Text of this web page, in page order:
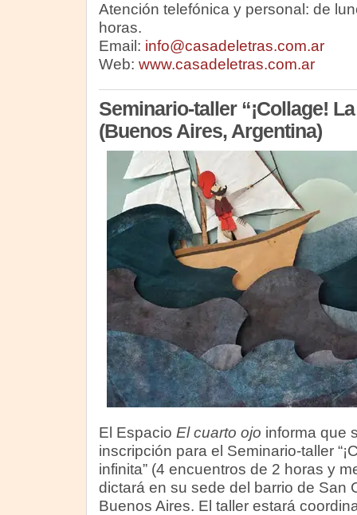
Atención telefónica y personal: de
horas.
Email: info@casadeletras.com.ar
Web: www.casadeletras.com.ar
Seminario-taller “¡Collage!
(Buenos Aires, Argentina)
El Espacio El cuarto ojo informa que
inscripción para el Seminario-taller
infinita” (4 encuentros de 2 horas y
dictará en su sede del barrio de San
Buenos Aires. El taller estará